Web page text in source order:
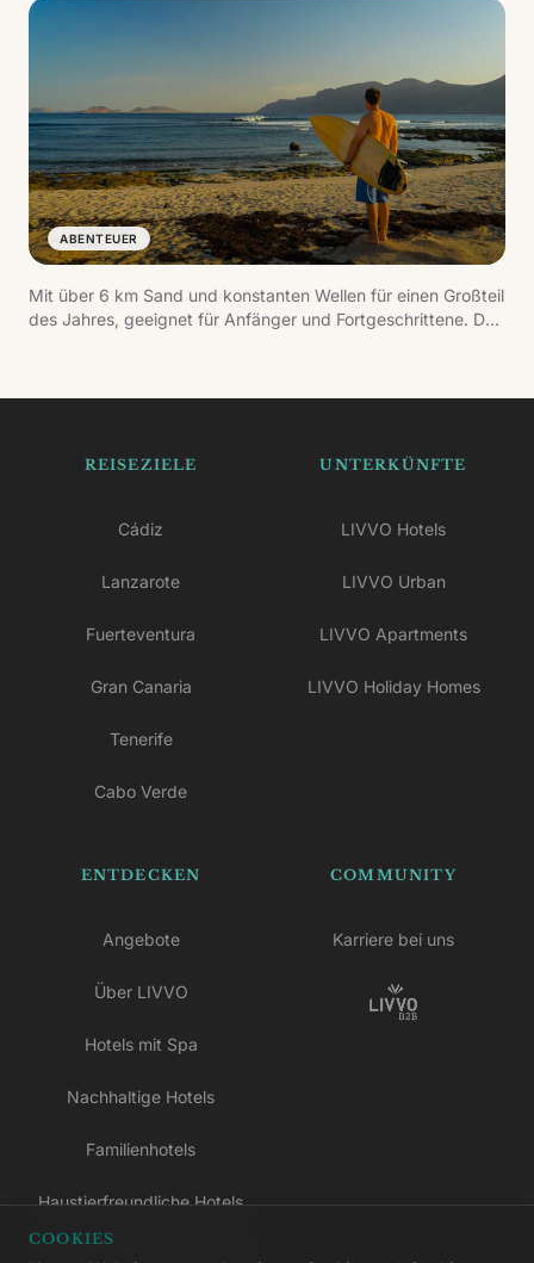
ABENTEUER
Mit über 6 km Sand und konstanten Wellen für einen Großteil
des Jahres, geeignet für Anfänger und Fortgeschrittene. Der
REISEZIELE
Cádiz
Lanzarote
Fuerteventura
Gran Canaria
Tenerife
Cabo Verde
UNTERKÜNFTE
LIVVO Hotels
LIVVO Urban
LIVVO Apartments
LIVVO Holiday Homes
ENTDECKEN
Angebote
Über LIVVO
Hotels mit Spa
Nachhaltige Hotels
Familienhotels
Haustierfreundliche Hotels
COMMUNITY
Karriere bei uns
COOKIES